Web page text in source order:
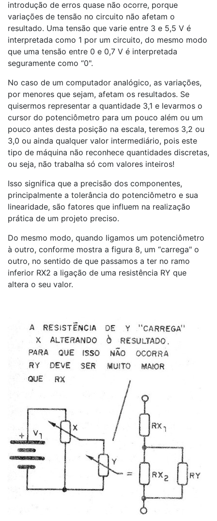
introdução de erros quase não ocorre, porque
variações de tensão no circuito não afetam o
resultado. Uma tensão que varie entre 3 e 5,5 V é
interpretada como 1 por um circuito, do mesmo modo
que uma tensão entre 0 e 0,7 V é interpretada
seguramente como “0".
No caso de um computador analógico, as variações,
por menores que sejam, afetam os resultados. Se
quisermos representar a quantidade 3,1 e levarmos o
cursor do potenciômetro para um pouco além ou um
pouco antes desta posição na escala, teremos 3,2 ou
3,0 ou ainda qualquer valor intermediário, pois este
tipo de máquina não reconhece quantidades discretas,
ou seja, não trabalha só com valores inteiros!
Isso significa que a precisão dos componentes,
principalmente a tolerância do potenciômetro e sua
linearidade, são fatores que influem na realização
prática de um projeto preciso.
Do mesmo modo, quando ligamos um potenciômetro
à outro, conforme mostra a figura 8, um “carrega" o
outro, no sentido de que passamos a ter no ramo
inferior RX2 a ligação de uma resistência RY que
altera o seu valor.